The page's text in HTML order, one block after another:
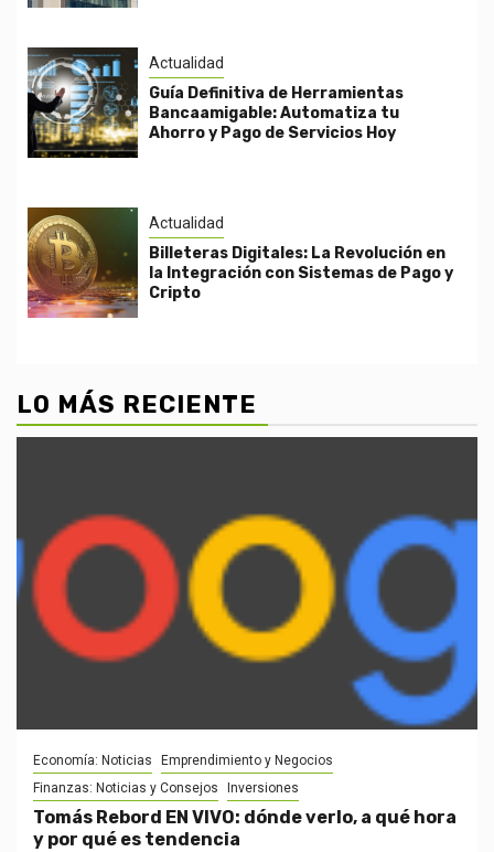
Actualidad
Guía Definitiva de Herramientas
Bancaamigable: Automatiza tu
Ahorro y Pago de Servicios Hoy
Actualidad
Billeteras Digitales: La Revolución en
la Integración con Sistemas de Pago y
Cripto
LO MÁS RECIENTE
Economía: Noticias
Emprendimiento y Negocios
Finanzas: Noticias y Consejos
Inversiones
Tomás Rebord EN VIVO: dónde verlo, a qué hora
y por qué es tendencia